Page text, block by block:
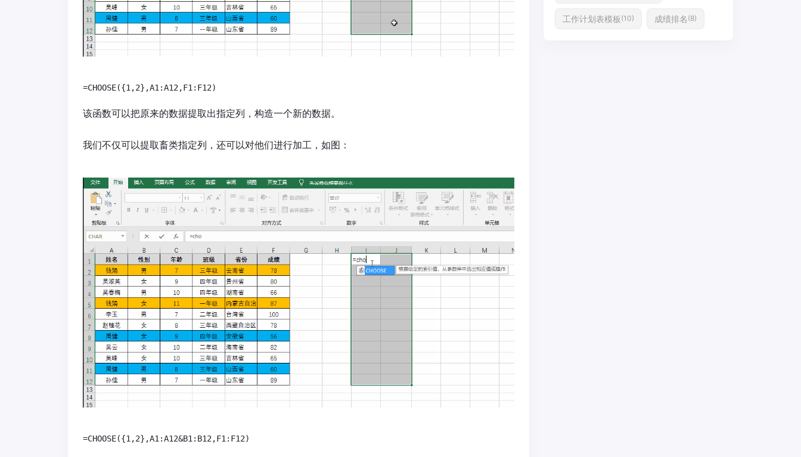
该函数可以把原来的数据提取出指定列，构造一个新的数据。
我们不仅可以提取畜类指定列，还可以对他们进行加工，如图：
工作计划表模板 (10) 成绩排名 (8)